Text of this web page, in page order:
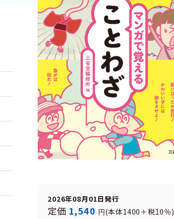
2026年08月01日発行
定価 1,540 円(本体1400＋税10％)